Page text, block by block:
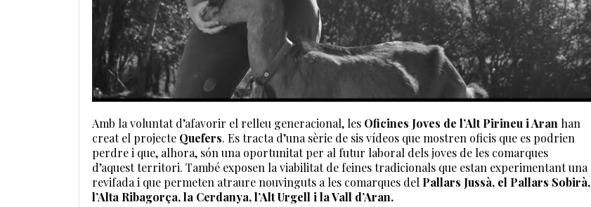
Amb la voluntat d’afavorir el relleu generacional, les Oficines Joves de l’Alt Pirineu i Aran han
creat el projecte Quefers. Es tracta d’una sèrie de sis vídeos que mostren oficis que es podrien
perdre i que, alhora, són una oportunitat per al futur laboral dels joves de les comarques
d’aquest territori. També exposen la viabilitat de feines tradicionals que estan experimentant una
revifada i que permeten atraure nouvinguts a les comarques del Pallars Jussà, el Pallars Sobirà,
l’Alta Ribagorça, la Cerdanya, l’Alt Urgell i la Vall d’Aran.